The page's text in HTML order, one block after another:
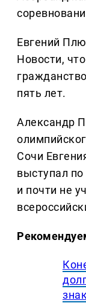
Евгений
Новости,
пять лет.
Александр
Сочи
выступал
и почти не